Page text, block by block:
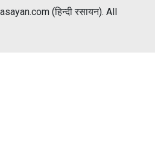
(हिन्दी रसायन). All